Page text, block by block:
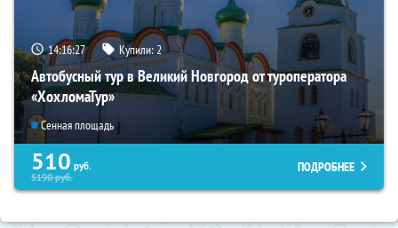
14:16:26 Купили:2
Автобусный тур в Великий Новгород от туроператора
«ХохломаТур»
Сенная площадь
510 руб.
5190руб.
ПОДРОБНЕЕ